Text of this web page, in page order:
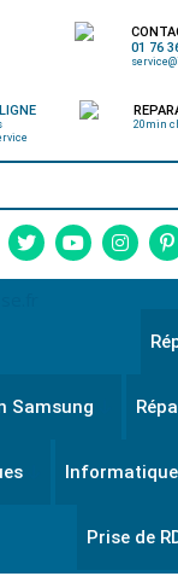
01 76
20min
Samsung
Informatique
Prise de